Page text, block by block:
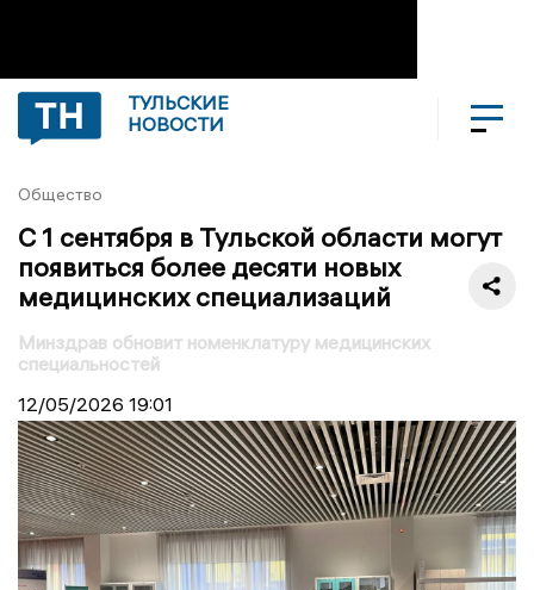
ТУЛЬСКИЕ
НОВОСТИ
Общество
С 1 сентября в Тульской области могут
появиться более десяти новых
медицинских специализаций
Минздрав обновит номенклатуру медицинских
специальностей
12/05/2026 19:01